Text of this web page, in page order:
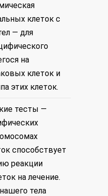
клеток с
— для
на
клеток и
этих клеток.
тесты —
способствует
реакции
на лечение.
тела